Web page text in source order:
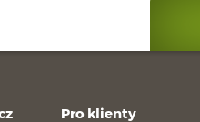
Pro klienty